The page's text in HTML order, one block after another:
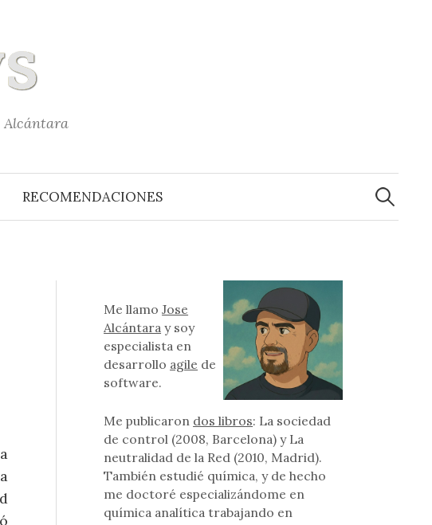
Alcántara
RECOMENDACIONES
Buscar:
al proyecto de LISI: el regreso del 17 bis
Me llamoJose
Alcántara y soy
especialista en
desarrollo agile de
software.
Me publicaron dos libros: La sociedad
de control (2008, Barcelona) y La
neutralidad de la Red (2010, Madrid).
También estudié química, y de hecho
me doctoré especializándome en
química analítica trabajando en